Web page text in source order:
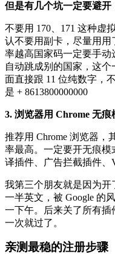
但是有几个坑一定要避开
不要用 170、171 这种虚
认不要用副卡，尽量用
率越高国家码一定要手动
自动跳成别的国家，这
面直接跟 11 位纯数字，
是 + 8613800000000
3. 浏览器用 Chrome 无
推荐用 Chrome 浏览器，
率最高。一定要开无痕
译插件、广告拦截插件、
我第三个朋友就是因为
一半英文，被 Google 的
一下午。后来关了所有插
一次就过了。
亲测最稳的注册步骤